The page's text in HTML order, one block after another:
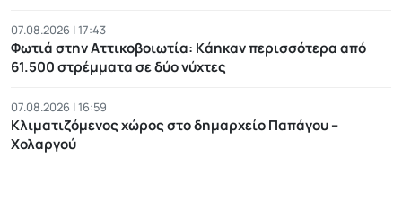
07.08.2026 | 17:43
Φωτιά στην Αττικοβοιωτία: Kάηκαν περισσότερα από
61.500 στρέμματα σε δύο νύχτες
07.08.2026 | 16:59
Κλιματιζόμενος χώρος στο δημαρχείο Παπάγου –
Χολαργού